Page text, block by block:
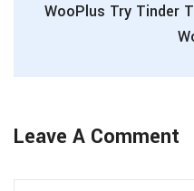
WooPlus Try Tinder
Leave A Comment